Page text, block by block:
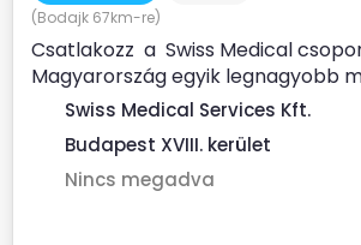
(Bodajk 67km-re)
Csatlakozz a Swiss Medical
Magyarország egyik legnagyobb
egészségügyi szolgáltatójához ...
Swiss Medical Services Kft.
Budapest XVIII. kerület
Nincs megadva